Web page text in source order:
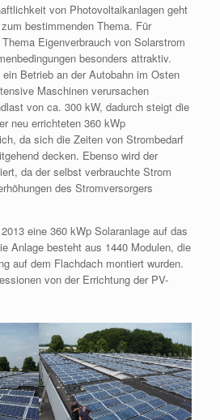
von Photovoltaikanlagen geht
bestimmenden Thema. Für
Eigenverbrauch von Solarstrom
besonders attraktiv.
Betrieb an der Autobahn im Osten
Maschinen verursachen
von ca. 300 kW, dadurch steigt die
neu errichteten 360 kWp
da sich die Zeiten von Strombedarf
decken. Ebenso wird der
da der selbst verbrauchte Strom
des Stromversorgers
eine 360 kWp Solaranlage auf das
Anlage besteht aus 1440 Modulen, die
auf dem Flachdach montiert wurden.
von der Errichtung der PV-